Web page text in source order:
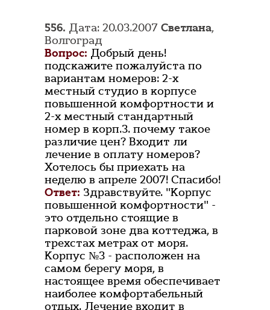
556. Дата: 20.03.2007 Светлана,
Волгоград
Вопрос: Добрый день!
подскажите пожалуйста по
вариантам номеров: 2-х
местный студио в корпусе
повышенной комфортности и
2-х местный стандартный
номер в корп.3. почему такое
различие цен? Входит ли
лечение в оплату номеров?
Хотелось бы приехать на
неделю в апреле 2007! Спасибо!
Ответ: Здравствуйте. "Корпус
повышенной комфортности" -
это отдельно стоящие в
парковой зоне два коттеджа, в
трехстах метрах от моря.
Корпус №3 - расположен на
самом берегу моря, в
настоящее время обеспечивает
наиболее комфортабельный
отдых. Лечение входит в